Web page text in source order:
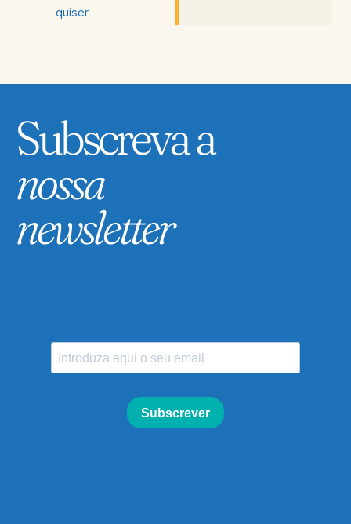
quiser
Subscreva a
nossa
newsletter